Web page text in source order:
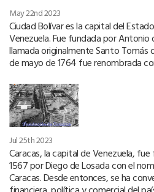
May 22nd 2023
Ciudad Bolívar es la capital del
Venezuela. Fue fundada por Antonio
llamada originalmente Santo Tomás
de mayo de 1764 fue renombrada
Jul 25th 2023
Caracas, la capital de Venezuela,
1567 por Diego de Losada con el
Caracas. Desde entonces, se ha